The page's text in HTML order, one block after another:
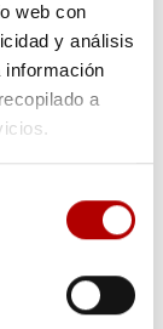
web con
y análisis
información
a
Cómo
paradas 29 julio,
27